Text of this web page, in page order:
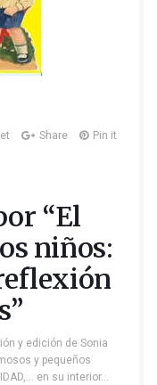
Share Pin it
“El
niños:
y edición de Sonia
y pequeños
en su interior…